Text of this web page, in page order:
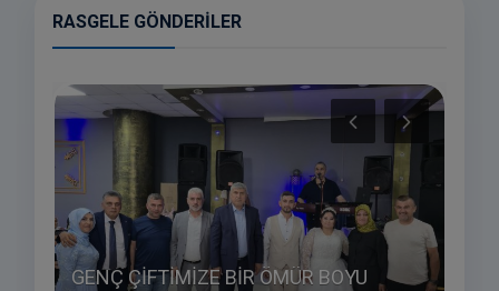
RASGELE GÖNDERILER
GENÇ ÇİFTİMİZE BİR ÖMÜR BOYU